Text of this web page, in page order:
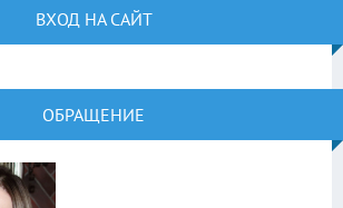
ВХОД НА САЙТ
ОБРАЩЕНИЕ